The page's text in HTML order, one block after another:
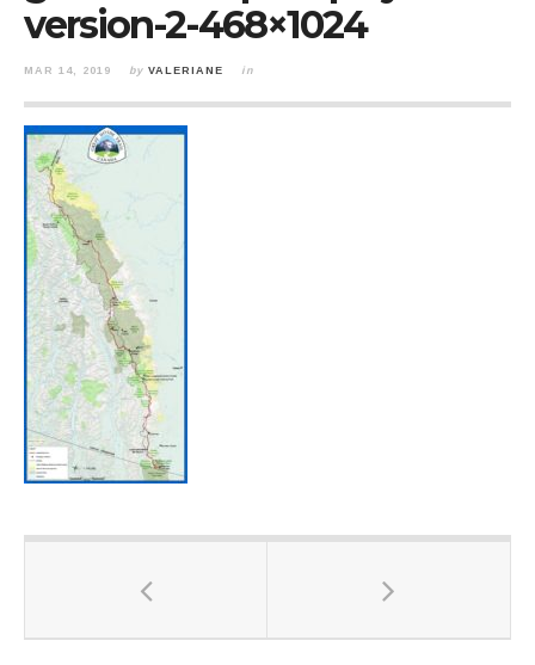
version-2-468×1024
MAR 14, 2019 by VALERIANE in